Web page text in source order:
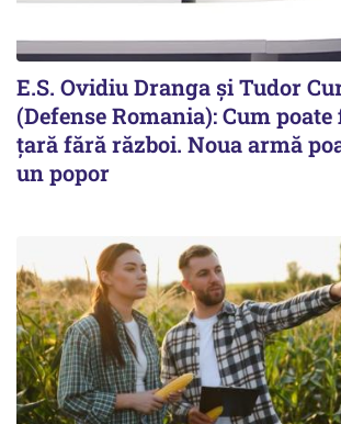
E.S. Ovidiu Dranga și Tudor
(Defense Romania): Cum
țară fără război. Noua armă
un popor